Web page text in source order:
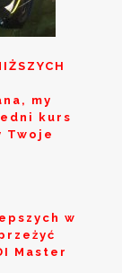
my
kurs
Twoje
w
Master